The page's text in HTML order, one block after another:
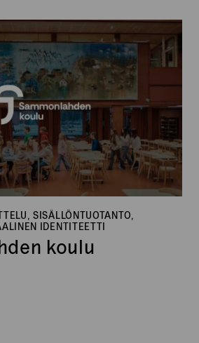
SISÄLLÖNTUOTANTO,
IDENTITEETTI
koulu